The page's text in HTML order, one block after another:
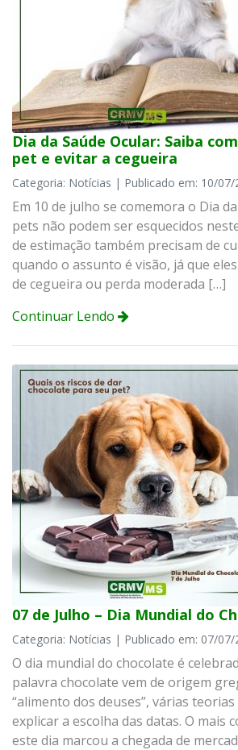
Dia da Saúde Ocular: Saiba
pet e evitar a cegueira
Categoria: Notícias | Publicado em: 10/07/
Em 10 de julho se comemora o Dia
pets não podem ser esquecidos
de estimação também precisam de
quando o assunto é visão, já que
de cegueira ou perda moderada […]
Continuar Lendo
07 de Julho – Dia Mundial do
Categoria: Notícias | Publicado em: 07/07/
O dia mundial do chocolate é
palavra chocolate vem de origem
“alimento dos deuses”, várias
explicar a escolha das datas. O mais
este dia marcou a chegada de